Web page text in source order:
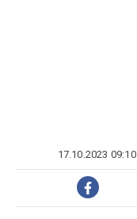
17.10.2023 09:10